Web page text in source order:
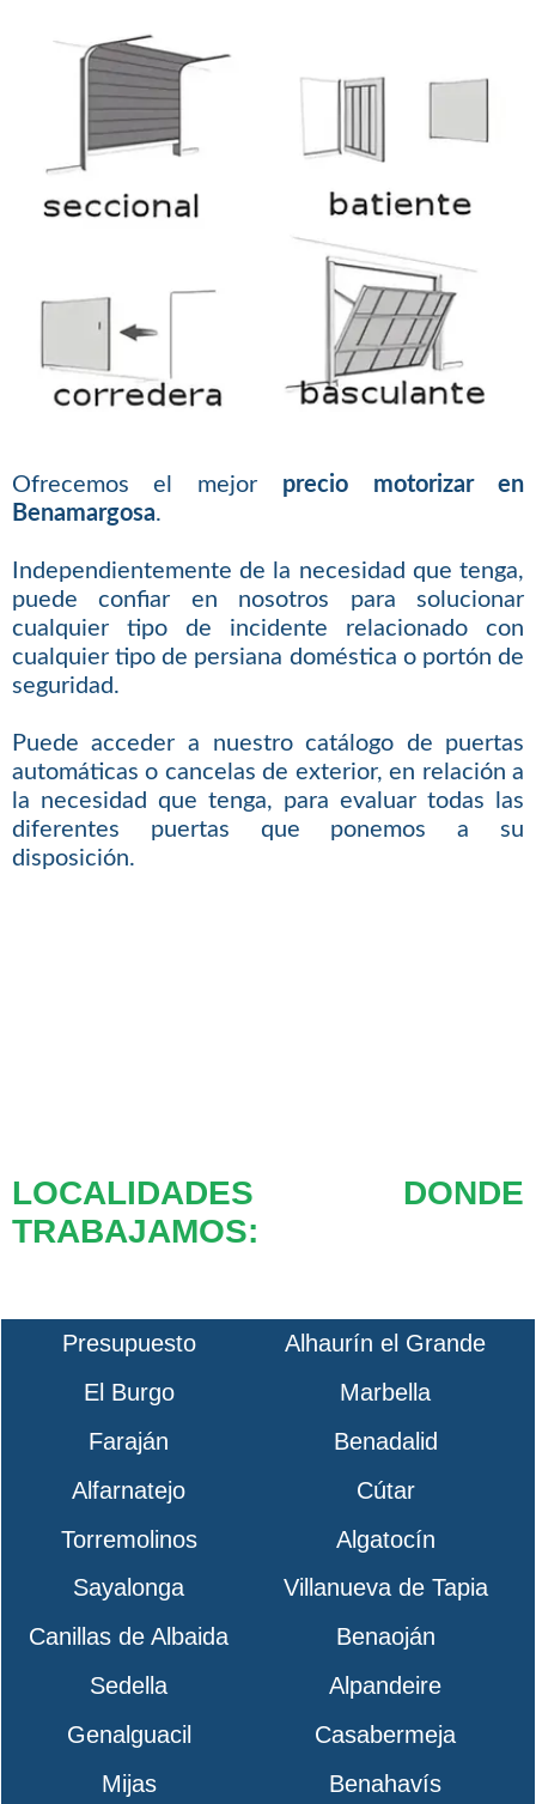
Ofrecemos el mejor precio motorizar en
Benamargosa.
Independientemente de la necesidad que tenga,
puede confiar en nosotros para solucionar
cualquier tipo de incidente relacionado con
cualquier tipo de persiana doméstica o portón de
seguridad.
Puede acceder a nuestro catálogo de puertas
automáticas o cancelas de exterior, en relación a
la necesidad que tenga, para evaluar todas las
diferentes puertas que ponemos a su
disposición.
LOCALIDADES DONDE
TRABAJAMOS:
Presupuesto
Alhaurín el Grande
El Burgo
Marbella
Faraján
Benadalid
Alfarnatejo
Cútar
Torremolinos
Algatocín
Sayalonga
Villanueva de Tapia
Canillas de Albaida
Benaoján
Sedella
Alpandeire
Genalguacil
Casabermeja
Mijas
Benahavís